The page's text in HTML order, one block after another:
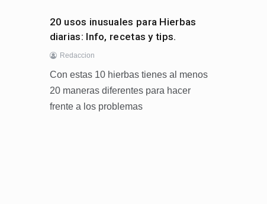
20 usos inusuales para Hierbas
diarias: Info, recetas y tips.
Redaccion
Con estas 10 hierbas tienes al menos
20 maneras diferentes para hacer
frente a los problemas